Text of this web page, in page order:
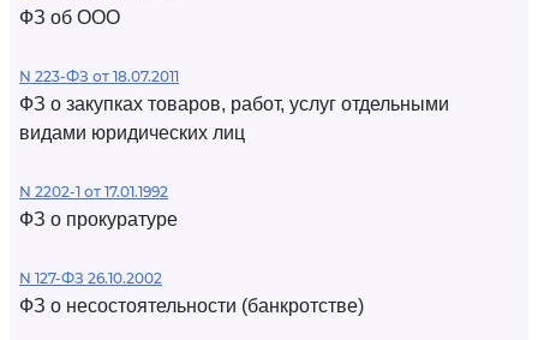
ФЗ об ООО
N 223-ФЗ от 18.07.2011
ФЗ о закупках товаров, работ, услуг отдельными
видами юридических лиц
N 2202-1 от 17.01.1992
ФЗ о прокуратуре
N 127-ФЗ 26.10.2002
ФЗ о несостоятельности (банкротстве)